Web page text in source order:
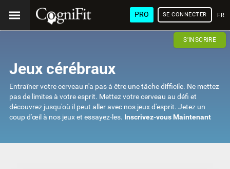
PRO SE CONNECTER
S'INSCRIRE
Jeux cérébraux
Entraîner votre cerveau n'a pas à être une tâche difficile. Ne mettez
pas de limites à votre esprit. Mettez votre cerveau au défi et
découvrez jusqu'où il peut aller avec nos jeux d'esprit. Jetez un
coup d'œil à nos jeux et essayez-les. Inscrivez-vous Maintenant